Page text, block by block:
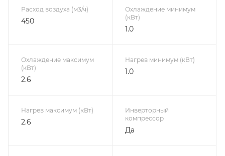
Расход воздуха (м3/ч)
450
Охлаждение минимум
(кВт)
1.0
Охлаждение максимум
(кВт)
2.6
Нагрев минимум (кВт)
1.0
Нагрев максимум (кВт)
2.6
Инверторный
компрессор
Да